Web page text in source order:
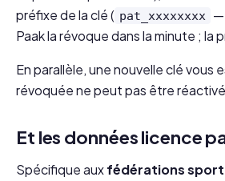
préfixe de la clé ( pat_xxxxxxxx
—
Paak la révoque dans la minute ;
En parallèle, une nouvelle clé
révoquée ne peut pas être
Et les données licence
Spécifique auxfédérations